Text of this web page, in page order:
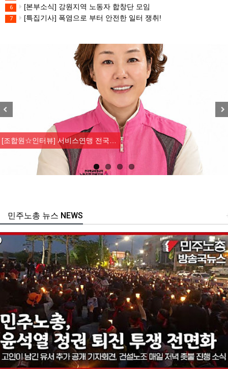
6 [본부소식] 강원지역 노동자 합창단 모임
7 [특집기사] 폭염으로 부터 안전한 일터 쟁취!
[조합원☆인터뷰] 서비스연맹 전국…
주노총 뉴스 NEWS